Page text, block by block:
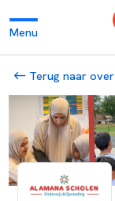
Menu
Terug naar